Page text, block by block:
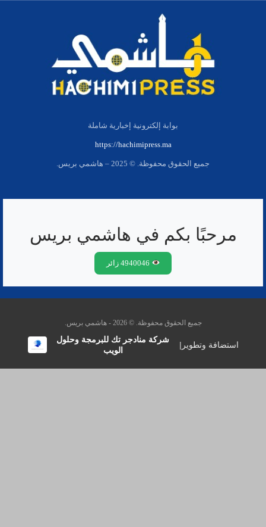
بوابة إلكترونية إخبارية شاملة
https://hachimipress.ma
جميع الحقوق محفوظة. © 2025 – هاشمي بريس.
مرحبًا بكم في هاشمي بريس
جميع الحقوق محفوظة. © 2026 - هاشمي بريس.
استضافة وتطوير |
شركة منادجر تك للبرمجة وحلول
الويب